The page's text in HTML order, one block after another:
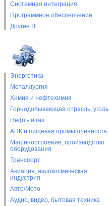
Системная интеграция
Программное обеспепчение
Другие IT
Энергетика
Металлургия
Химия и нефтехимия
Горнодобывающая отрасль, уголь
Нефть и газ
АПК и пищевая промышленность
Машиностроение, производство
оборудования
Транспорт
Авиация, аэрокосмическая
индустрия
Авто/Мото
Аудио, видео, бытовая техника